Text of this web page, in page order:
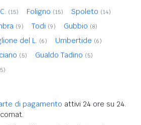
(15) Foligno (15) Spoleto (14)
(9) Todi (9) Gubbio (8)
del L. (6) Umbertide (6)
(5) Gualdo Tadino (5)
di pagamento attivi 24 ore su 24.